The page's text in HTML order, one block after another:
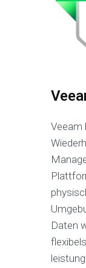
Veeam
Daten